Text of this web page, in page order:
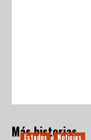
Más historias
Estados Noticias